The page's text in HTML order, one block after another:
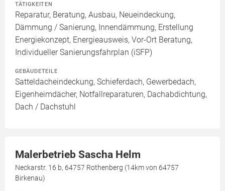
TÄTIGKEITEN
Reparatur, Beratung, Ausbau, Neueindeckung,
Dämmung / Sanierung, Innendämmung, Erstellung
Energiekonzept, Energieausweis, Vor-Ort Beratung,
Individueller Sanierungsfahrplan (iSFP)
GEBÄUDETEILE
Satteldacheindeckung, Schieferdach, Gewerbedach,
Eigenheimdächer, Notfallreparaturen, Dachabdichtung,
Dach / Dachstuhl
Malerbetrieb Sascha Helm
Neckarstr. 16 b, 64757 Rothenberg (14km von 64757
Birkenau)